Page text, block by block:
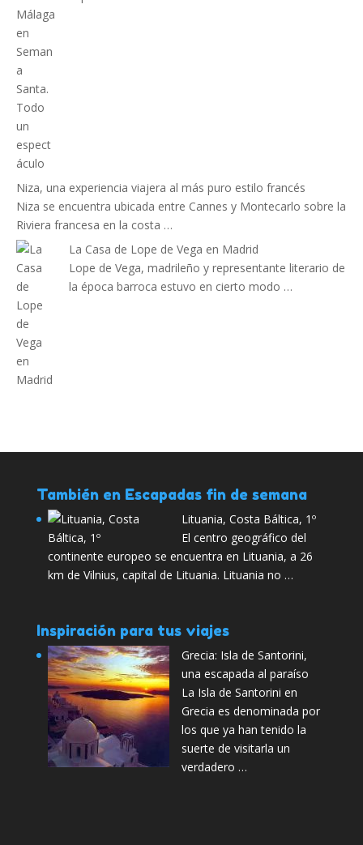
Niza, una experiencia viajera al más puro estilo francés
Niza se encuentra ubicada entre Cannes y Montecarlo sobre la
Riviera francesa en la costa …
La Casa de Lope de Vega en Madrid
Lope de Vega, madrileño y representante literario de
la época barroca estuvo en cierto modo …
También en Escapadas fin de semana
Lituania, Costa Báltica, 1º
El centro geográfico del
continente europeo se encuentra en Lituania, a 26
km de Vilnius, capital de Lituania. Lituania no …
Inspiración para tus viajes
Grecia: Isla de Santorini,
una escapada al paraíso
La Isla de Santorini en
Grecia es denominada por
los que ya han tenido la
suerte de visitarla un
verdadero …